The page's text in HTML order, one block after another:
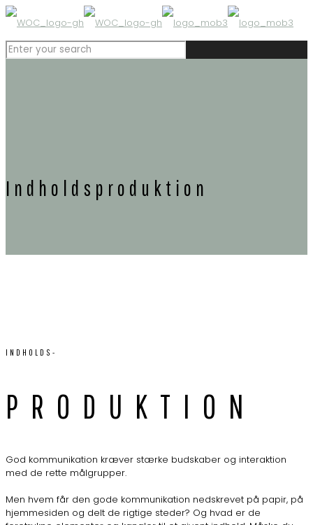
Indholdsproduktion
INDHOLDS-
PRODUKTION
God kommunikation kræver stærke budskaber og interaktion
med de rette målgrupper.
Men hvem får den gode kommunikation nedskrevet på papir, på
hjemmesiden og delt de rigtige steder? Og hvad er de